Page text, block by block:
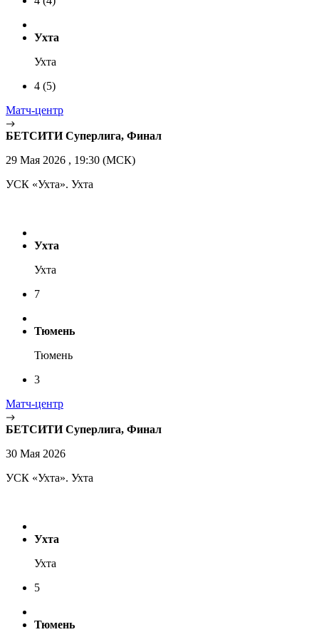
Ухта
Ухта
4 (5)
Матч-центр
БЕТСИТИ Суперлига, Финал
29 Мая 2026 , 19:30 (МСК)
УСК «Ухта». Ухта
Ухта
Ухта
7
Тюмень
Тюмень
3
Матч-центр
БЕТСИТИ Суперлига, Финал
30 Мая 2026
УСК «Ухта». Ухта
Ухта
Ухта
5
Тюмень